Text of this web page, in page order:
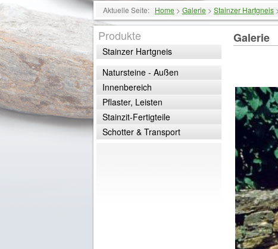
Aktuelle Seite: Home > Galerie > Stainzer Hartgneis
Produkte
Stainzer Hartgneis
Natursteine - Außen
Innenbereich
Pflaster, Leisten
Stainzit-Fertigteile
Schotter & Transport
Galerie